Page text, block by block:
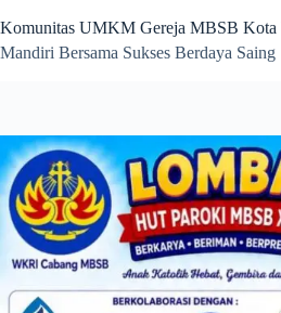
Komunitas UMKM Gereja MBSB Kota
Mandiri Bersama Sukses Berdaya Saing